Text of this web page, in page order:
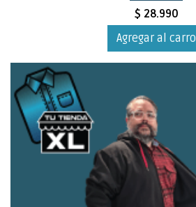
$ 28.990
Agregar al carro